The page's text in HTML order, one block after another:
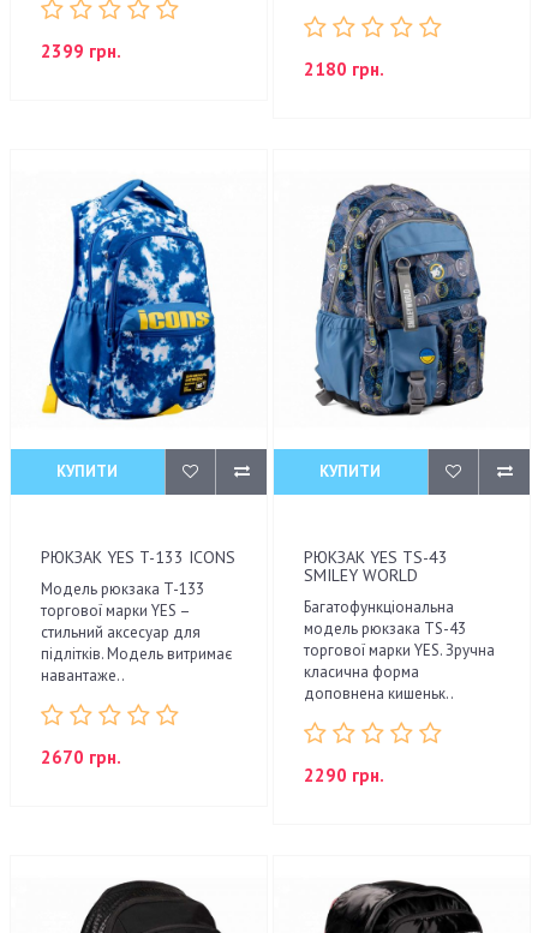
2399 грн.
2180 грн.
КУПИТИ
РЮКЗАК YES T-133 ICONS
Модель рюкзака T-133
торгової марки YES –
стильний аксесуар для
підлітків. Модель витримає
навантаже..
2670 грн.
КУПИТИ
РЮКЗАК YES TS-43
SMILEY WORLD
Багатофункціональна
модель рюкзака ТS-43
торгової марки YES. Зручна
класична форма
доповнена кишеньк..
2290 грн.